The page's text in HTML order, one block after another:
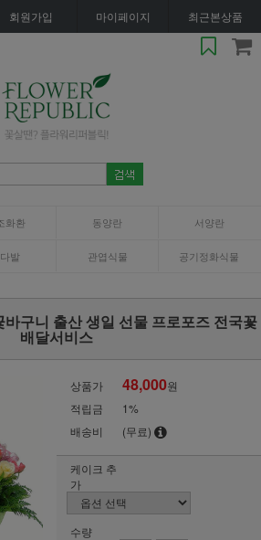
회원가입 마이페이지 최근본상품
화환 동양란 서양란
발 관엽식물 공기정화식물
구니 출산 생일 선물 프로포즈 전국꽃
배달서비스
상품가 48,000원
적립금
1%
배송비
(무료)
케이크 추
가
수량